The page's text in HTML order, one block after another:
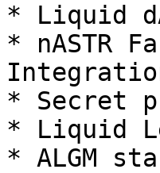
* Liquid
* nASTR
* Secret
* Liquid
* ALGM